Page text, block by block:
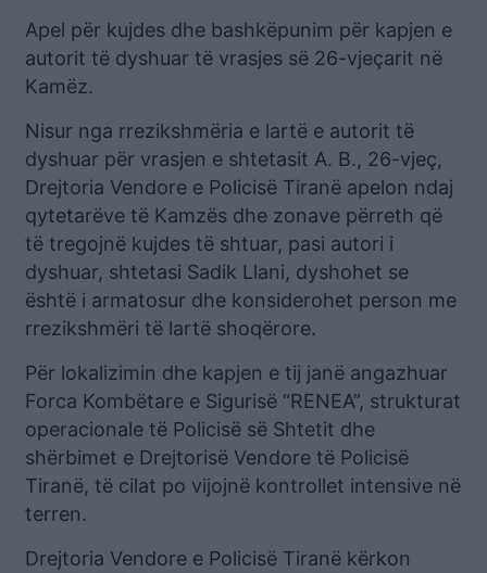
Apel për kujdes dhe bashkëpunim për kapjen e
autorit të dyshuar të vrasjes së 26-vjeçarit në
Kamëz.
Nisur nga rrezikshmëria e lartë e autorit të
dyshuar për vrasjen e shtetasit A. B., 26-vjeç,
Drejtoria Vendore e Policisë Tiranë apelon ndaj
qytetarëve të Kamzës dhe zonave përreth që
të tregojnë kujdes të shtuar, pasi autori i
dyshuar, shtetasi Sadik Llani, dyshohet se
është i armatosur dhe konsiderohet person me
rrezikshmëri të lartë shoqërore.
Për lokalizimin dhe kapjen e tij janë angazhuar
Forca Kombëtare e Sigurisë “RENEA”, strukturat
operacionale të Policisë së Shtetit dhe
shërbimet e Drejtorisë Vendore të Policisë
Tiranë, të cilat po vijojnë kontrollet intensive në
terren.
Drejtoria Vendore e Policisë Tiranë kërkon